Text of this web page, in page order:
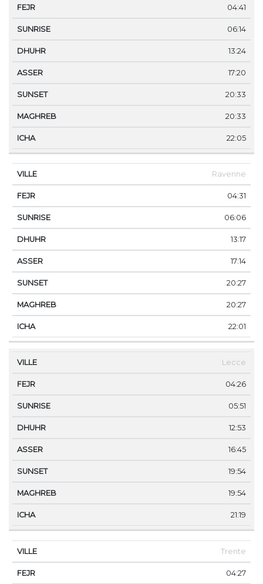
04:41
06:14
13:24
17:20
20:33
20:33
22:05
Ravenne
04:31
06:06
13:17
17:14
20:27
20:27
22:01
Lecce
04:26
05:51
12:53
16:45
19:54
19:54
21:19
Trente
04:27